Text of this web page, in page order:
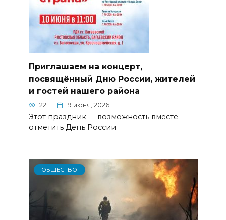
Приглашаем на концерт,
посвящённый Дню России, жителей
и гостей нашего района
22 9 июня, 2026
Этот праздник — возможность вместе
отметить День России
ОБЩЕСТВО